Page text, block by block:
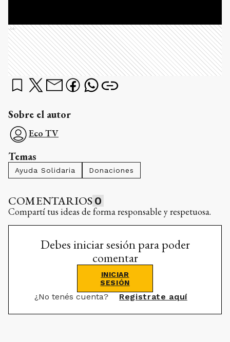
Ads
Sobre el autor
Eco TV
Temas
Ayuda Solidaria Donaciones
COMENTARIOS 0
Compartí tus ideas de forma responsable y respetuosa.
Debes iniciar sesión para poder
comentar
INICIAR
SESIÓN
¿No tenés cuenta? Registrate aquí